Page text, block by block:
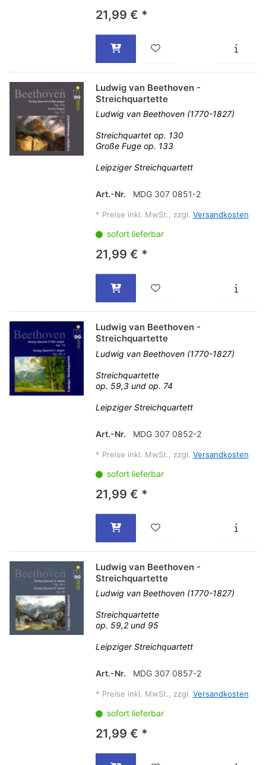
21,99 € *
Ludwig van Beethoven -
Streichquartette
Ludwig van Beethoven (1770-1827)
Streichquartet op. 130
Große Fuge op. 133
Leipziger Streichquartett
Art.-Nr. MDG 307 0851-2
* Preise inkl. MwSt., zzgl. Versandkosten
sofort lieferbar
21,99 € *
Ludwig van Beethoven -
Streichquartette
Ludwig van Beethoven (1770-1827)
Streichquartette
op. 59,3 und op. 74
Leipziger Streichquartett
Art.-Nr. MDG 307 0852-2
* Preise inkl. MwSt., zzgl. Versandkosten
sofort lieferbar
21,99 € *
Ludwig van Beethoven -
Streichquartette
Ludwig van Beethoven (1770-1827)
Streichquartette
op. 59,2 und 95
Leipziger Streichquartett
Art.-Nr. MDG 307 0857-2
* Preise inkl. MwSt., zzgl. Versandkosten
sofort lieferbar
21,99 € *